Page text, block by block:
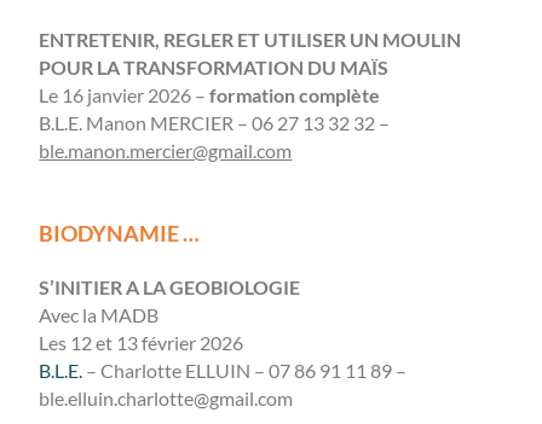
ENTRETENIR, REGLER ET UTILISER UN MOULIN
POUR LA TRANSFORMATION DU MAÏS
Le 16 janvier 2026 –formation complète
B.L.E. Manon MERCIER – 06 27 13 32 32 –
ble.manon.mercier@gmail.com
BIODYNAMIE …
S’INITIER A LA GEOBIOLOGIE
Avec la MADB
Les 12 et 13 février 2026
B.L.E. – Charlotte ELLUIN – 07 86 91 11 89 –
ble.elluin.charlotte@gmail.com